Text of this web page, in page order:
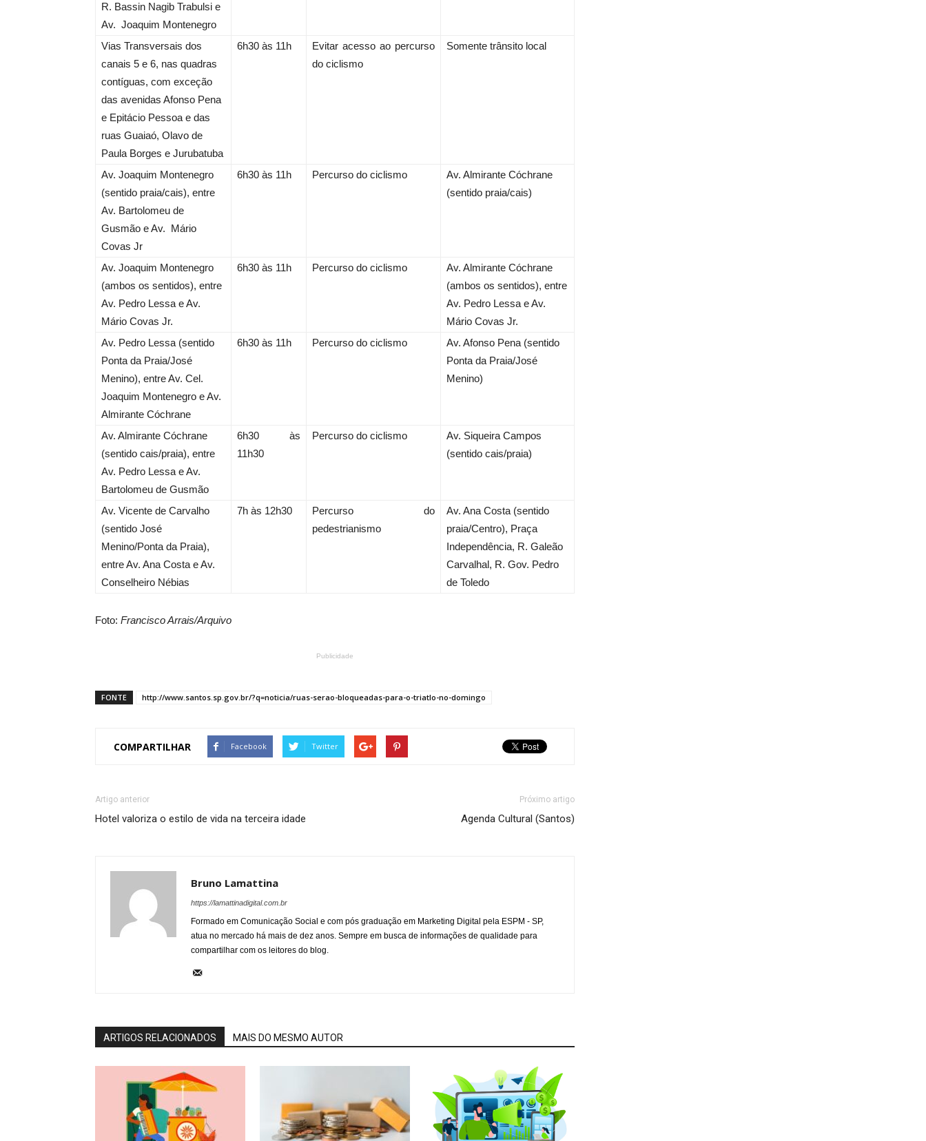
R. Bassin Nagib Trabulsi e
Av. Joaquim Montenegro
Vias Transversais dos
canais 5 e 6, nas quadras
contíguas, com exceção
das avenidas Afonso Pena
e Epitácio Pessoa e das
ruas Guaiaó, Olavo de
Paula Borges e Jurubatuba
6h30 às 11h
Evitar acesso ao percurso
do ciclismo
Somente trânsito local
Av. Joaquim Montenegro
(sentido praia/cais), entre
Av. Bartolomeu de
Gusmão e Av. Mário
Covas Jr
6h30 às 11h Percurso do ciclismo
Av. Almirante Cóchrane
(sentido praia/cais)
Av. Joaquim Montenegro
(ambos os sentidos), entre
Av. Pedro Lessa e Av.
Mário Covas Jr.
6h30 às 11h Percurso do ciclismo
Av. Almirante Cóchrane
(ambos os sentidos), entre
Av. Pedro Lessa e Av.
Mário Covas Jr.
Av. Pedro Lessa (sentido
Ponta da Praia/José
Menino), entre Av. Cel.
Joaquim Montenegro e Av.
Almirante Cóchrane
6h30 às 11h Percurso do ciclismo
Av. Afonso Pena (sentido
Ponta da Praia/José
Menino)
Av. Almirante Cóchrane
(sentido cais/praia), entre
Av. Pedro Lessa e Av.
Bartolomeu de Gusmão
6h30 às
11h30
Percurso do ciclismo
Av. Siqueira Campos
(sentido cais/praia)
Av. Vicente de Carvalho
(sentido José
Menino/Ponta da Praia),
entre Av. Ana Costa e Av.
Conselheiro Nébias
7h às 12h30
Percurso do
pedestrianismo
Av. Ana Costa (sentido
praia/Centro), Praça
Independência, R. Galeão
Carvalhal, R. Gov. Pedro
de Toledo
Foto: Francisco Arrais/Arquivo
Publicidade
FONTE http://www.santos.sp.gov.br/?q=noticia/ruas-serao-bloqueadas-para-o-triatlo-no-domingo
COMPARTILHAR Facebook Twitter
Artigo anterior
Hotel valoriza o estilo de vida na terceira idade
Próximo artigo
Agenda Cultural (Santos)
Bruno Lamattina
https://lamattinadigital.com.br
Formado em Comunicação Social e com pós graduação em Marketing Digital pela ESPM - SP,
atua no mercado há mais de dez anos. Sempre em busca de informações de qualidade para
compartilhar com os leitores do blog.
ARTIGOS RELACIONADOS MAIS DO MESMO AUTOR